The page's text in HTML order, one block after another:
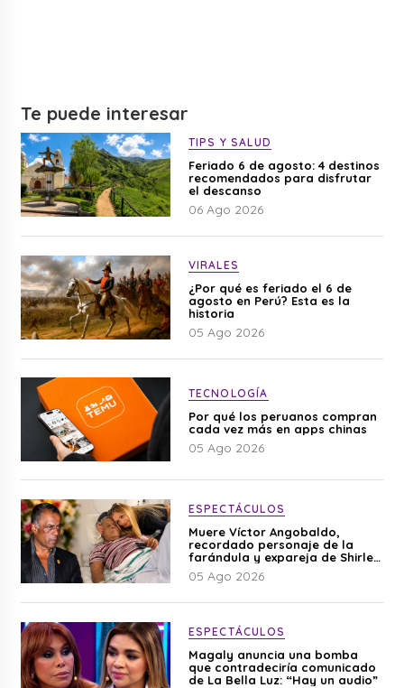
Te puede interesar
TIPS Y SALUD
Feriado 6 de agosto: 4 destinos
recomendados para disfrutar
el descanso
06 Ago 2026
VIRALES
¿Por qué es feriado el 6 de
agosto en Perú? Esta es la
historia
05 Ago 2026
TECNOLOGÍA
Por qué los peruanos compran
cada vez más en apps chinas
05 Ago 2026
ESPECTÁCULOS
Muere Víctor Angobaldo,
recordado personaje de la
farándula y expareja de Shirley
Cherres
05 Ago 2026
ESPECTÁCULOS
Magaly anuncia una bomba
que contradeciría comunicado
de La Bella Luz: “Hay un audio”